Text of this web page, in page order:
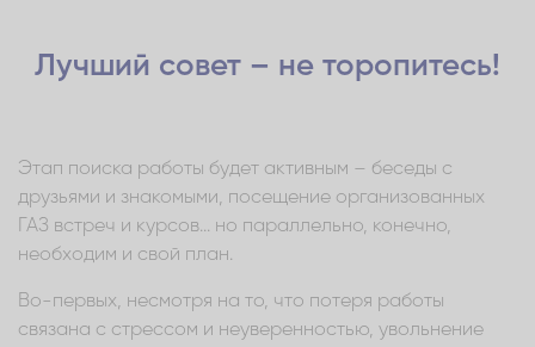
Лучший совет – не торопитесь!
Этап поиска работы будет активным – беседы с
друзьями и знакомыми, посещение организованных
ГАЗ встреч и курсов... но параллельно, конечно,
необходим и свой план.
Во-первых, несмотря на то, что потеря работы
связана с стрессом и неуверенностью, увольнение